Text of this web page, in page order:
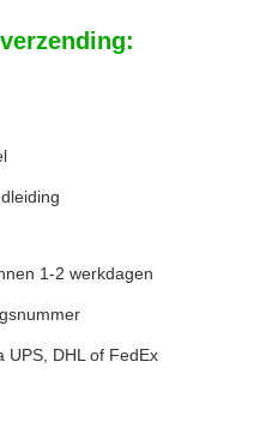
1-2 werkdagen
UPS, DHL of FedEx